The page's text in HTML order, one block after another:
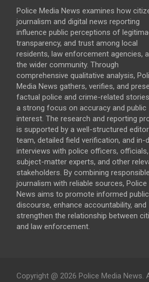
Police Media News examines how
journalism and digital news reporting
influence public perceptions of
transparency, and trust among local
residents, law enforcement agencies,
the wider community. Through
comprehensive qualitative analysis,
Media News gathers, verifies, and
factual police and crime-related
a strong focus on accuracy and public
interest. The research and reporting
is supported by a well-structured
team, detailed field verification, and in-
interviews with police officers, officials,
subject-matter experts, and other
stakeholders. By combining responsible
journalism with reliable sources, Police
News aims to promote informed public
discourse, enhance accountability, and
strengthen the relationship between
and law enforcement.
Copyright @ 2026 Police Media News.